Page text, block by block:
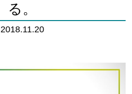
る。
2018.11.20